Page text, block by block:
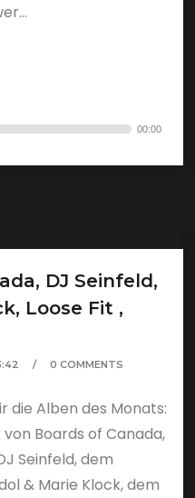
00:00
DJ Seinfeld,
Loose Fit ,
0 COMMENTS
die Alben des Monats:
Boards of Canada,
Seinfeld, dem
& Marie Klock, dem